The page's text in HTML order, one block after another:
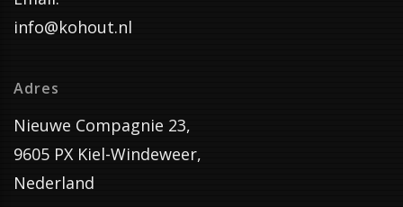
info@kohout.nl
Adres
Nieuwe Compagnie 23,
9605 PX Kiel-Windeweer,
Nederland